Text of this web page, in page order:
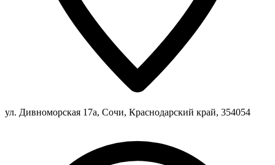
ул. Дивноморская 17а, Сочи, Краснодарский край, 354054